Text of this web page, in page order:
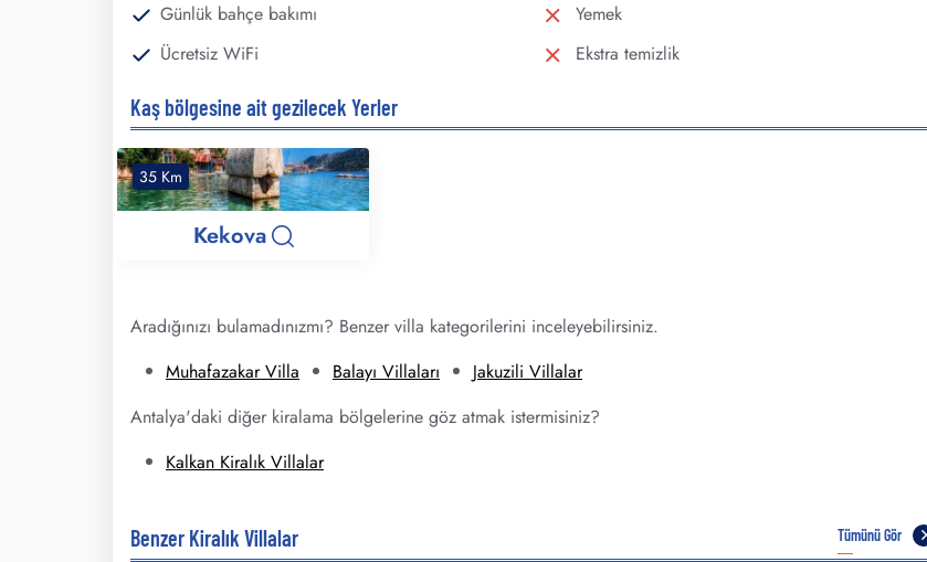
Günlük bahçe bakımı
Ücretsiz WiFi
Yemek
Ekstra temizlik
Kaş bölgesine ait gezilecek Yerler
35 Km
Kekova
Aradığınızı bulamadınızmı? Benzer villa kategorilerini inceleyebilirsiniz.
Muhafazakar Villa
Balayı Villaları
Jakuzili Villalar
Antalya'daki diğer kiralama bölgelerine göz atmak istermisiniz?
Kalkan Kiralık Villalar
Benzer Kiralık Villalar Tümünü Gör